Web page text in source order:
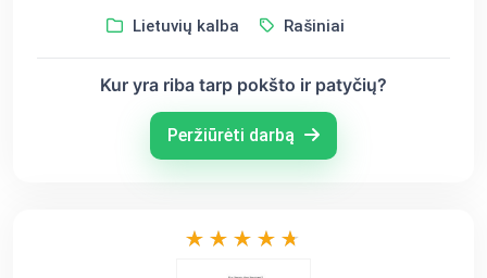
Lietuvių kalba Rašiniai
Kur yra riba tarp pokšto ir patyčių?
Peržiūrėti darbą